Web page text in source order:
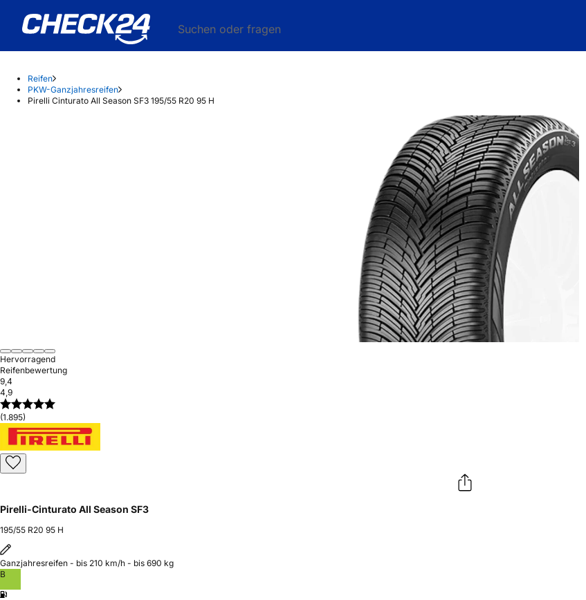
Suchen oder fragen
Reifen
PKW-Ganzjahresreifen
Pirelli Cinturato All Season SF3 195/55 R20 95 H
Hervorragend
Reifenbewertung
9,4
4,9
(1.895)
Pirelli-Cinturato All Season SF3
195/55 R20 95 H
Ganzjahresreifen - bis 210 km/h - bis 690 kg
B